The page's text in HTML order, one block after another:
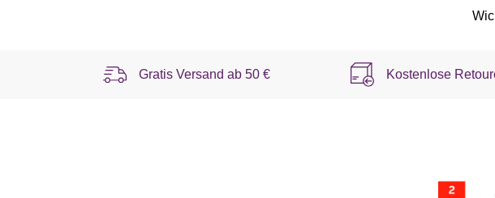
Gratis Versand ab 50 € Kostenlose